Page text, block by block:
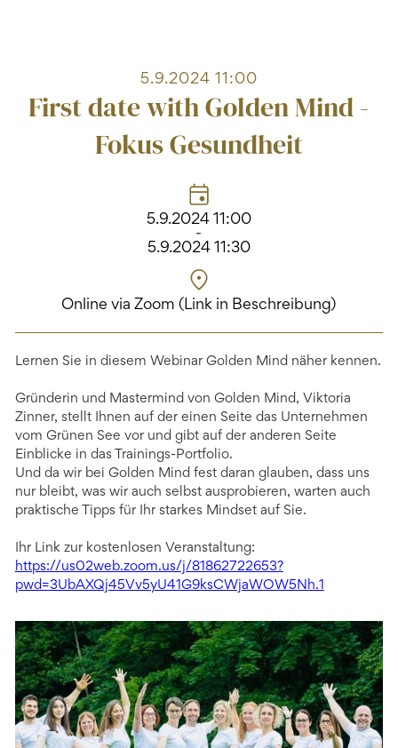
5.9.2024 11:00
First date with Golden Mind -
Fokus Gesundheit
5.9.2024 11:00
-
5.9.2024 11:30
Online via Zoom (Link in Beschreibung)
Lernen Sie in diesem Webinar Golden Mind näher kennen.
Gründerin und Mastermind von Golden Mind, Viktoria
Zinner, stellt Ihnen auf der einen Seite das Unternehmen
vom Grünen See vor und gibt auf der anderen Seite
Einblicke in das Trainings-Portfolio.
Und da wir bei Golden Mind fest daran glauben, dass uns
nur bleibt, was wir auch selbst ausprobieren, warten auch
praktische Tipps für Ihr starkes Mindset auf Sie.
Ihr Link zur kostenlosen Veranstaltung:
https://us02web.zoom.us/j/81862722653?
pwd=3UbAXQj45Vv5yU41G9ksCWjaWOW5Nh.1